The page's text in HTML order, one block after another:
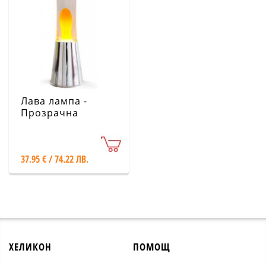
Лава лампа -
Прозрачна
37.95 € / 74.22 ЛВ.
ХЕЛИКОН ПОМОЩ